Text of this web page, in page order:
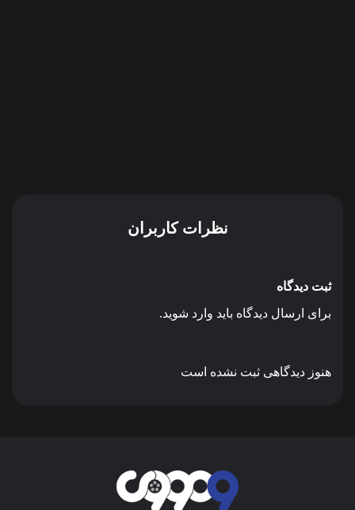
نظرات کاربران
ثبت دیدگاه
برای ارسال دیدگاه باید وارد شوید.
هنوز دیدگاهی ثبت نشده است